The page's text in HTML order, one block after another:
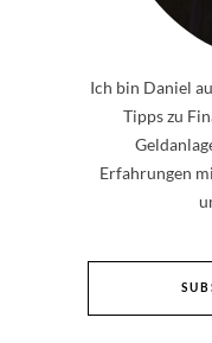
Ich bin Daniel
Tipps zu
Erfahrungen